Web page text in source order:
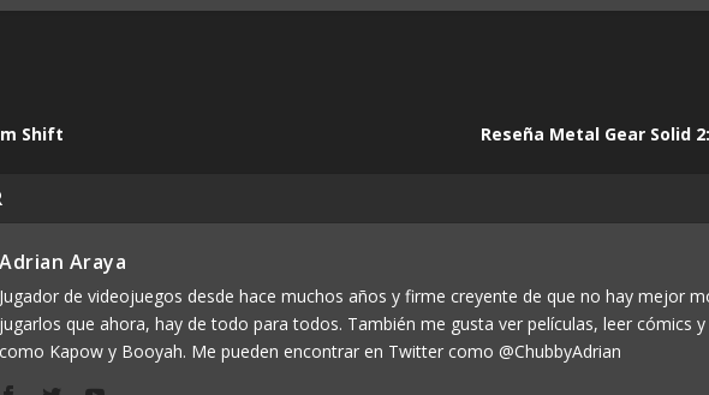
Shift Reseña Metal Gear Solid
Adrian Araya
Jugador de videojuegos desde hace muchos años y firme creyente de que no hay mejor
jugarlos que ahora, hay de todo para todos. También me gusta ver películas, leer cómics y
como Kapow y Booyah. Me pueden encontrar en Twitter como @ChubbyAdrian